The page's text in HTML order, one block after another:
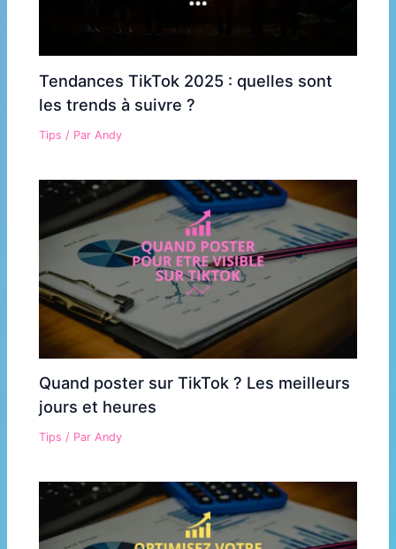
Tendances TikTok 2025 : quelles sont
les trends à suivre ?
Tips / Par Andy
Quand poster sur TikTok ? Les meilleurs
jours et heures
Tips / ParAndy